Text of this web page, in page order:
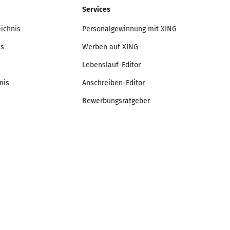
Services
Personalgewinnung mit XING
Werben auf XING
Lebenslauf-Editor
Anschreiben-Editor
Bewerbungsratgeber